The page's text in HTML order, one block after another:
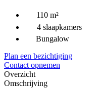
110 m²
4 slaapkamers
Bungalow
Plan een bezichtiging
Contact opnemen
Overzicht
Omschrijving